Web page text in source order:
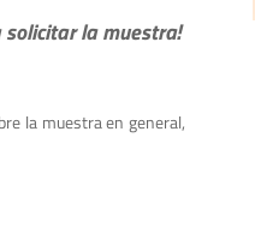
la muestra!
la muestra en general,